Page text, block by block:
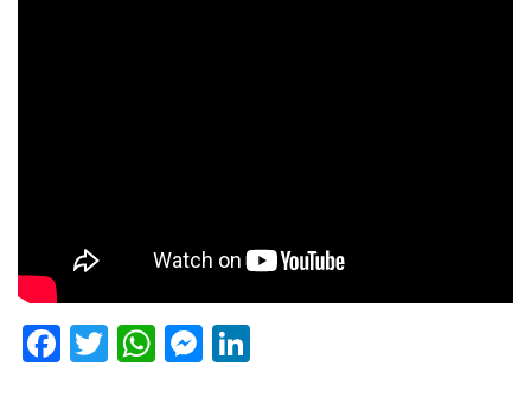
Facebook
Twitter
WhatsApp
Messenger